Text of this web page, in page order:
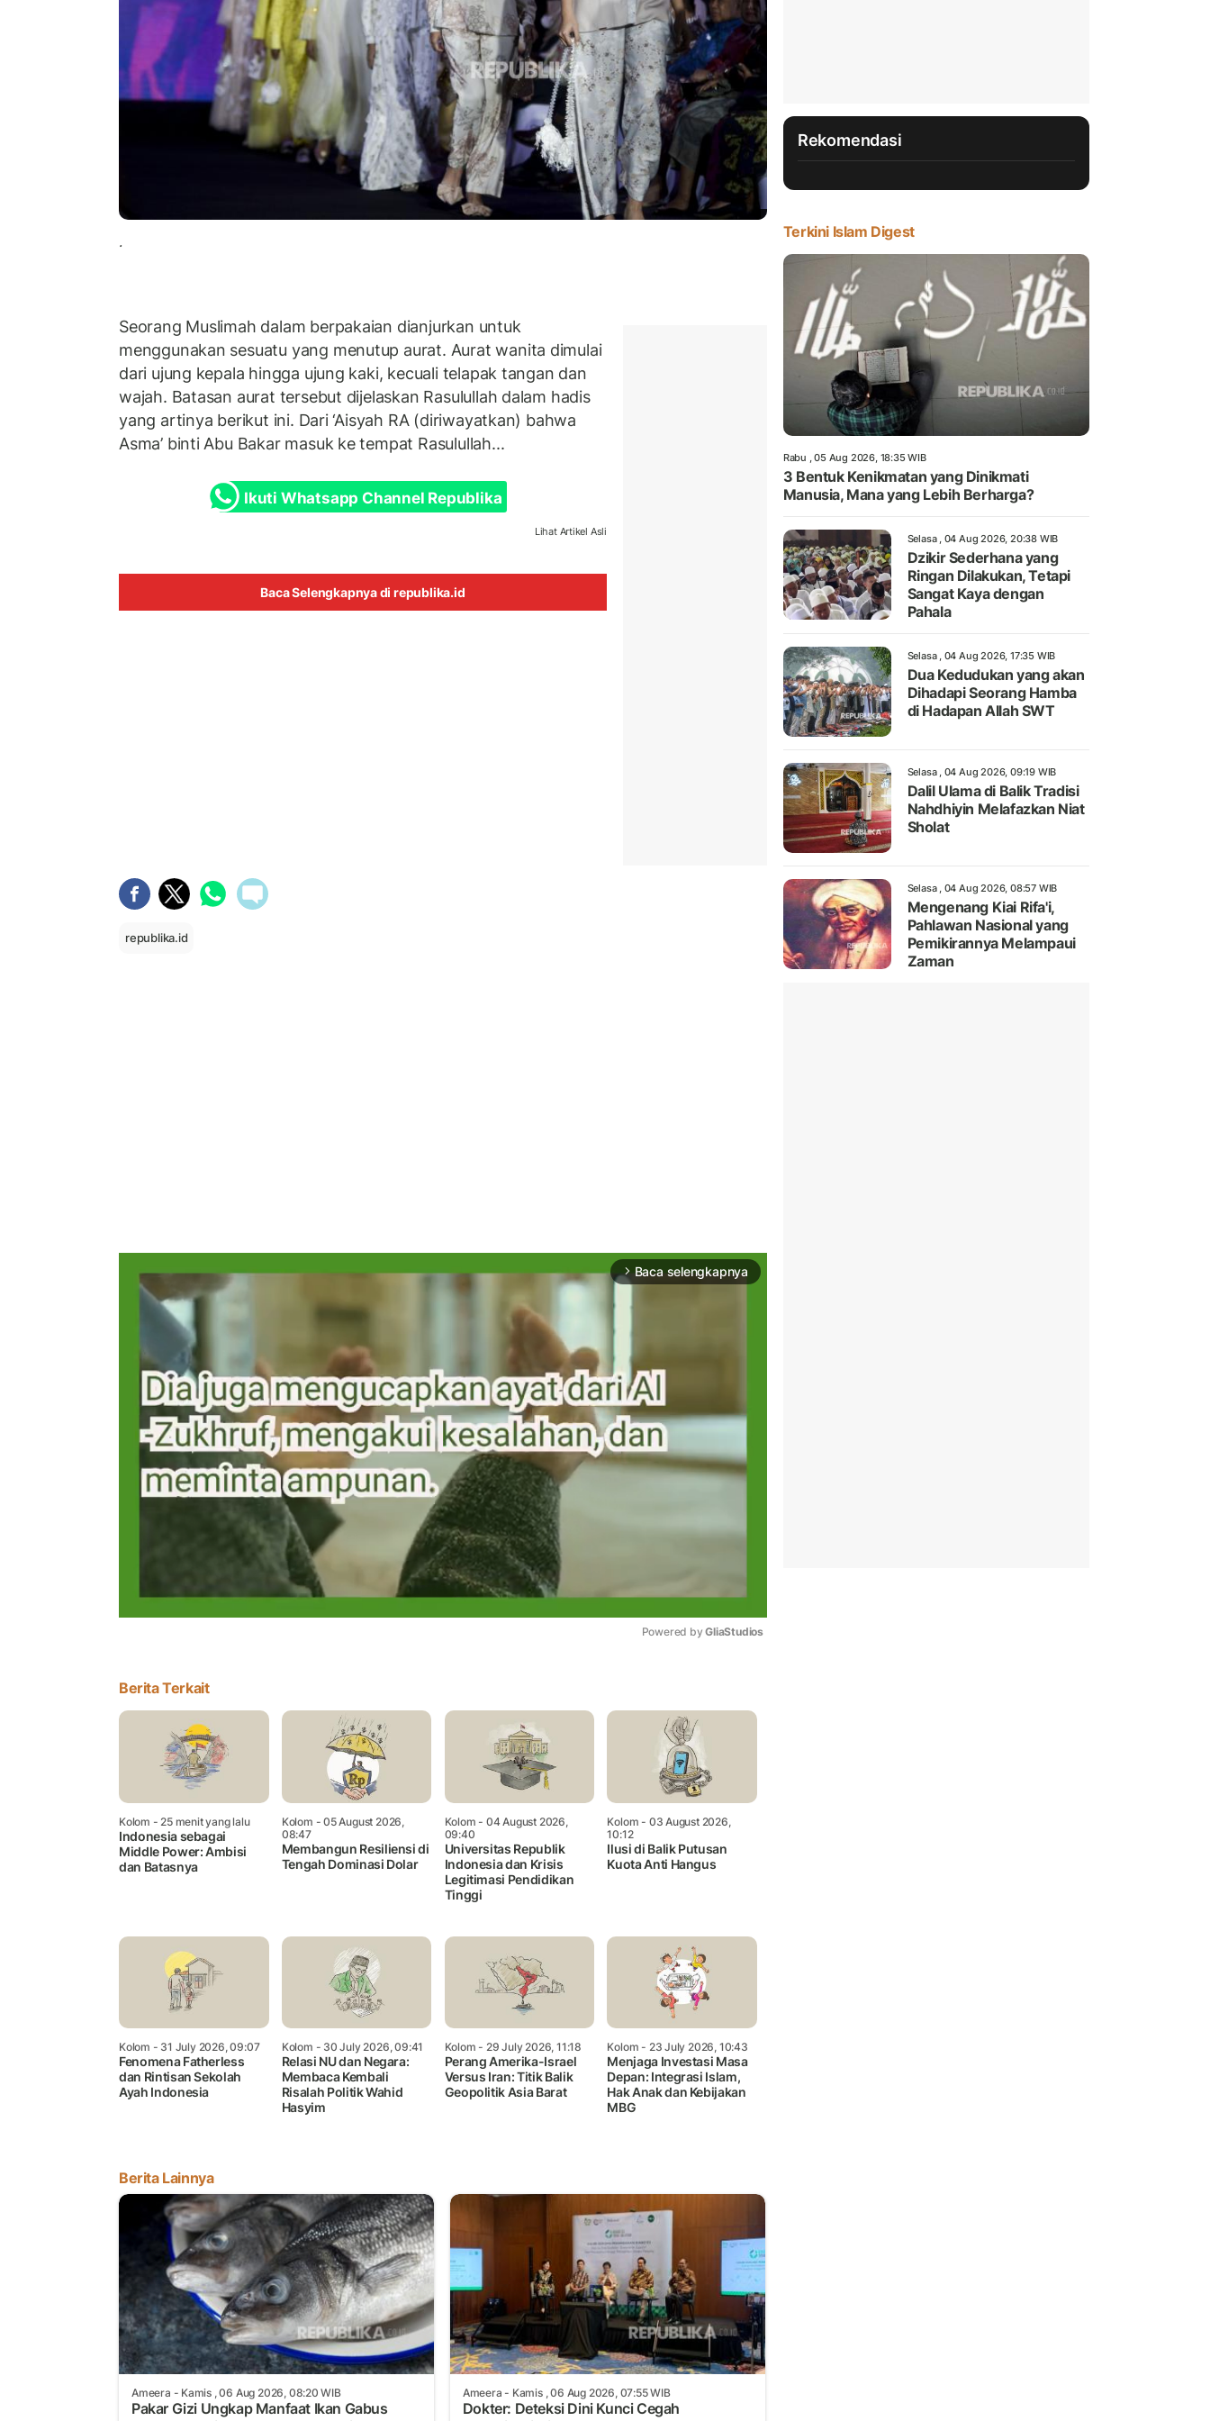
.
Seorang Muslimah dalam berpakaian dianjurkan untuk
menggunakan sesuatu yang menutup aurat. Aurat wanita dimulai
dari ujung kepala hingga ujung kaki, kecuali telapak tangan dan
wajah. Batasan aurat tersebut dijelaskan Rasulullah dalam hadis
yang artinya berikut ini. Dari ‘Aisyah RA (diriwayatkan) bahwa
Asma’ binti Abu Bakar masuk ke tempat Rasulullah...
Ikuti Whatsapp Channel Republika
Lihat Artikel Asli
Baca Selengkapnya di republika.id
republika.id
arrow_forward_ios Baca selengkapnya
Powered by GliaStudios
Berita Terkait
Kolom - 25 menit yang lalu
Indonesia sebagai
Middle Power: Ambisi
dan Batasnya
Kolom - 05 August 2026,
08:47
Membangun Resiliensi di
Tengah Dominasi Dolar
Kolom - 04 August 2026,
09:40
Universitas Republik
Indonesia dan Krisis
Legitimasi Pendidikan
Tinggi
Kolom - 03 August 2026,
10:12
Ilusi di Balik Putusan
Kuota Anti Hangus
Kolom - 31 July 2026, 09:07
Fenomena Fatherless
dan Rintisan Sekolah
Ayah Indonesia
Kolom - 30 July 2026, 09:41
Relasi NU dan Negara:
Membaca Kembali
Risalah Politik Wahid
Hasyim
Kolom - 29 July 2026, 11:18
Perang Amerika-Israel
Versus Iran: Titik Balik
Geopolitik Asia Barat
Kolom - 23 July 2026, 10:43
Menjaga Investasi Masa
Depan: Integrasi Islam,
Hak Anak dan Kebijakan
MBG
Berita Lainnya
Ameera - Kamis , 06 Aug 2026, 08:20 WIB
Pakar Gizi Ungkap Manfaat Ikan Gabus
Ameera - Kamis , 06 Aug 2026, 07:55 WIB
Dokter: Deteksi Dini Kunci Cegah
Rekomendasi
Terkini Islam Digest
Rabu , 05 Aug 2026, 18:35 WIB
3 Bentuk Kenikmatan yang Dinikmati
Manusia, Mana yang Lebih Berharga?
Selasa , 04 Aug 2026, 20:38 WIB
Dzikir Sederhana yang
Ringan Dilakukan, Tetapi
Sangat Kaya dengan
Pahala
Selasa , 04 Aug 2026, 17:35 WIB
Dua Kedudukan yang akan
Dihadapi Seorang Hamba
di Hadapan Allah SWT
Selasa , 04 Aug 2026, 09:19 WIB
Dalil Ulama di Balik Tradisi
Nahdhiyin Melafazkan Niat
Sholat
Selasa , 04 Aug 2026, 08:57 WIB
Mengenang Kiai Rifa'i,
Pahlawan Nasional yang
Pemikirannya Melampaui
Zaman